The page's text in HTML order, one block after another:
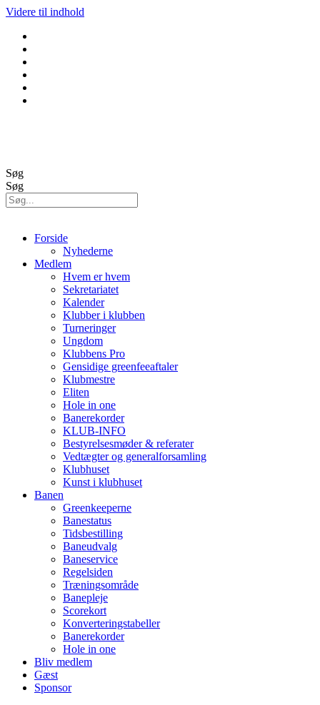
Videre til indhold
Søg
Søg
Forside
Nyhederne
Medlem
Hvem er hvem
Sekretariatet
Kalender
Klubber i klubben
Turneringer
Ungdom
Klubbens Pro
Gensidige greenfeeaftaler
Klubmestre
Eliten
Hole in one
Banerekorder
KLUB-INFO
Bestyrelsesmøder & referater
Vedtægter og generalforsamling
Klubhuset
Kunst i klubhuset
Banen
Greenkeeperne
Banestatus
Tidsbestilling
Baneudvalg
Baneservice
Regelsiden
Træningsområde
Banepleje
Scorekort
Konverteringstabeller
Banerekorder
Hole in one
Bliv medlem
Gæst
Sponsor